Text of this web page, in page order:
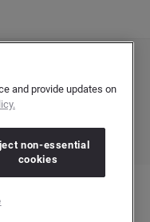
: GB 754 750 710
and provide updates on
non-essential
cookies